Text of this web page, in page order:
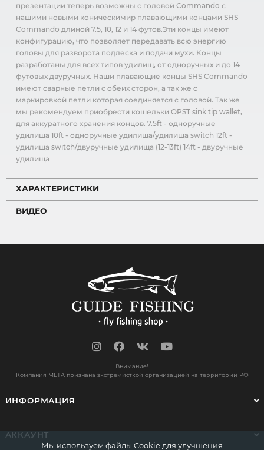
презентации теперь возможны с головой Commando с
нашими новыми коническимир плавающими концами SHS
Commando длиной 7.5, 10, 12 и 14 футов.Эти концы имеют
конфигурацию, что позволяет передавать всю энергию
головы для разворота подлеска и подачи мухи. Концы
разработаны для всех типов удилищ, от одноручных и до 14
футовых двуручных. Наши плавающие концы SHS Commando
имеют сварные петли с обеих сторон, а так же с
маркировкой петли которая соединяется с головой. Так же
мы рекомендуем приобрести кошельки OPST sink tip wallet,
для аккуратного хранения концов. 7.5ft - одноручные
удилища 10ft - одноручные удилища/удилища switch 12ft -
удилища switch/двуручные удилища (12-13ft) 14ft - двуручные
удилища
ХАРАКТЕРИСТИКИ
ВИДЕО
Внимание!
Компания МЕТА признана экстремисткой организацией на территории РФ
ИНФОРМАЦИЯ
АККАУНТ
Мы используем файлы Cookie для улучшения